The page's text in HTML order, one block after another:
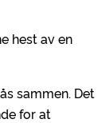
hest av en
sammen. Det
for at